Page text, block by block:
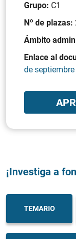
Grupo: C1
Nº de plazas:
Ámbito
Enlace al
de
¡Investiga a
TEMARIO